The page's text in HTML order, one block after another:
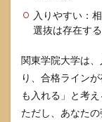
関東
学院
を恥
ずか
と感
じる
入りやすい：
選抜は存在する
関東学院大学は
り、合格ライン
も入れる」と考
ただし、あなた